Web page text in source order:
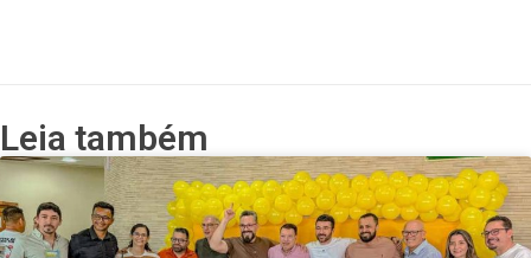
Leia também